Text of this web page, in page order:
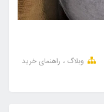
وبلاگ
راهنمای خرید